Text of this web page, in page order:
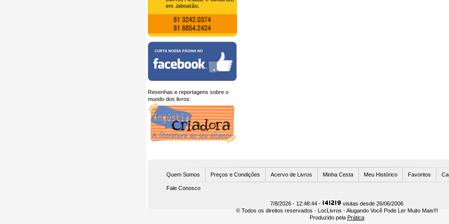
Resenhas e reportagens sobre o
mundo dos livros:
Quem Somos Preços e Condições Acervo de Livros Minha Cesta Meu Histórico Favoritos
Fale Conosco
7/8/2026 - 12:48:44 -
visitas desde 26/06/2006
© Todos os direitos reservados - LocLivros - Alugando Você Pode Ler Muito Mais!!!
Produzido pela Prática